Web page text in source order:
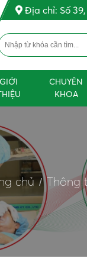
Địa chỉ: Số
GIỚI
CHUYÊN
KHOA
chủ Thông